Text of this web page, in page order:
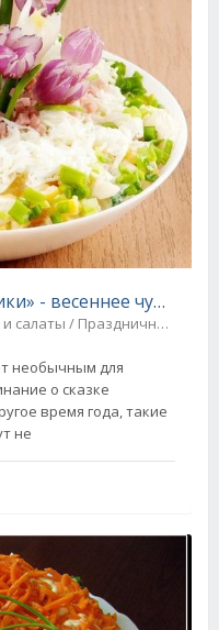
Салат «Подснежники» - весеннее чудо на вашем столе!
/ Праздничные блюда
необычным для
о сказке
время года, такие
не